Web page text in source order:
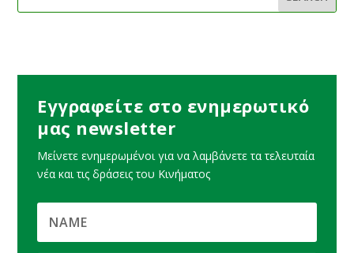
Εγγραφείτε στο ενημερωτικό
μας newsletter
Μείνετε ενημερωμένοι για να λαμβάνετε τα τελευταία
νέα και τις δράσεις του Κινήματος